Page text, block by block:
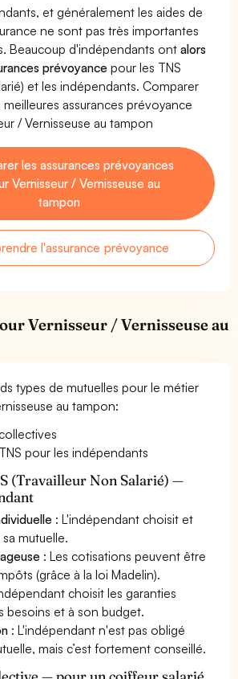
et généralement les aides de
ne sont pas très importantes
Beaucoup d'indépendants ontalors
prévoyance pour les TNS
et les indépendants. Comparer
assurances prévoyance
/ Vernisseuse au tampon
les assurances prévoyances
Vernisseur / Vernisseuse au
tampon
l'assurance prévoyance
Vernisseur / Vernisseuse au
types de mutuelles pour le métier
au tampon:
pour les indépendants
(Travailleur Non Salarié) —
: L'indépendant choisit et
mutuelle.
: Les cotisations peuvent être
(grâce à la loi Madelin).
choisit les garanties
besoins et à son budget.
: L'indépendant n'est pas obligé
mais c’est fortement conseillé.